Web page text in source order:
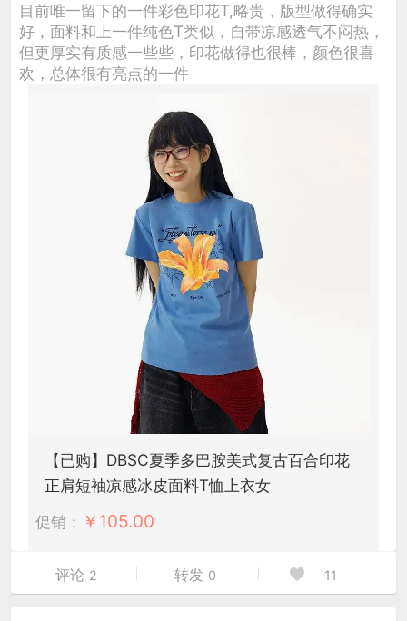
目前唯一留下的一件彩色印花T,略贵，版型做得确实
好，面料和上一件纯色T类似，自带凉感透气不闷热，
但更厚实有质感一些些，印花做得也很棒，颜色很喜
欢，总体很有亮点的一件
【已购】DBSC夏季多巴胺美式复古百合印花
正肩短袖凉感冰皮面料T恤上衣女
促销： ￥ 105.00
评论 2 转发 0 11